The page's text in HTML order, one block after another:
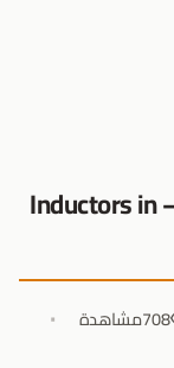
توصيل المحاثات على التوازي – Inductors in
708مشاهدة